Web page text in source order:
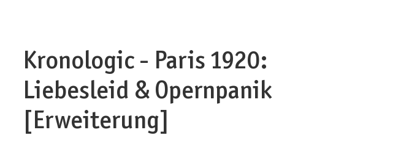
Kronologic - Paris 1920:
Liebesleid & Opernpanik
[Erweiterung]